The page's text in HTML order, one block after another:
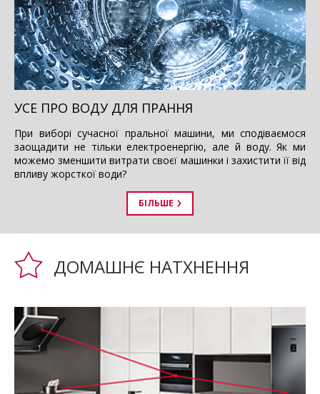
УСЕ ПРО ВОДУ ДЛЯ ПРАННЯ
При виборі сучасної пральної машини, ми сподіваємося
заощадити не тільки електроенергію, але й воду. Як ми
можемо зменшити витрати своєї машинки і захистити її від
впливу жорсткої води?
БІЛЬШЕ
ДОМАШНЄ НАТХНЕННЯ